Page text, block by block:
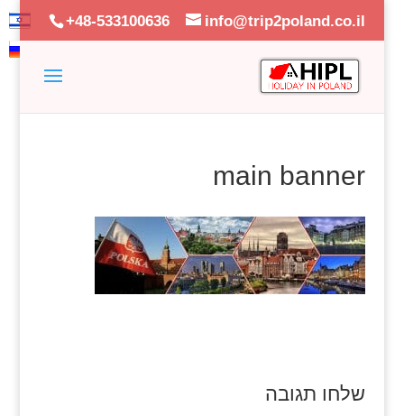
+48-533100636 info@trip2poland.co.il
main banner
שלחו תגובה